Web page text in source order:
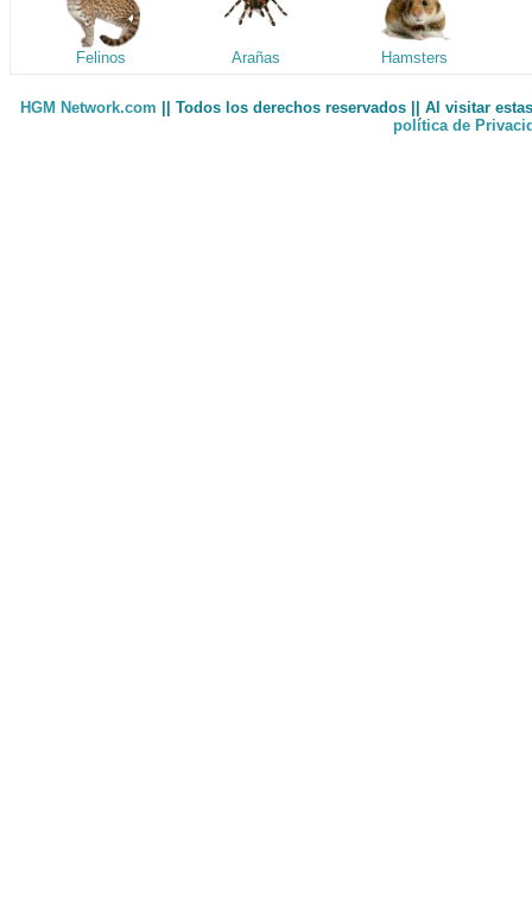
Felinos Arañas Hamsters
HGM Network.com || Todos los derechos reservados || Al visitar
política de